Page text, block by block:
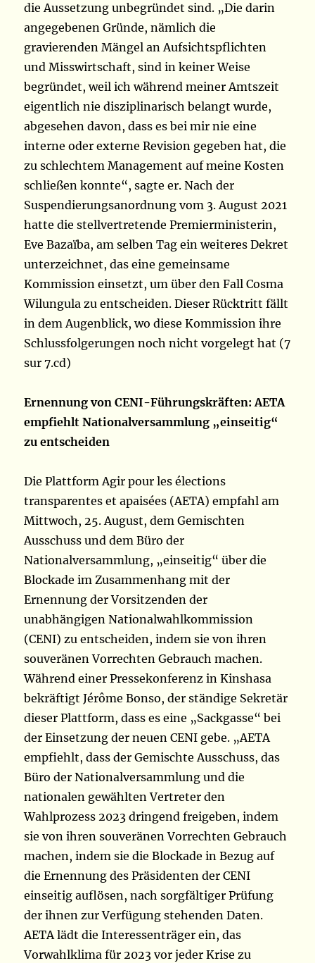
die Aussetzung unbegründet sind. „Die darin
angegebenen Gründe, nämlich die
gravierenden Mängel an Aufsichtspflichten
und Misswirtschaft, sind in keiner Weise
begründet, weil ich während meiner Amtszeit
eigentlich nie disziplinarisch belangt wurde,
abgesehen davon, dass es bei mir nie eine
interne oder externe Revision gegeben hat, die
zu schlechtem Management auf meine Kosten
schließen konnte“, sagte er. Nach der
Suspendierungsanordnung vom 3. August 2021
hatte die stellvertretende Premierministerin,
Eve Bazaïba, am selben Tag ein weiteres Dekret
unterzeichnet, das eine gemeinsame
Kommission einsetzt, um über den Fall Cosma
Wilungula zu entscheiden. Dieser Rücktritt fällt
in dem Augenblick, wo diese Kommission ihre
Schlussfolgerungen noch nicht vorgelegt hat (7
sur 7.cd)
Ernennung von CENI-Führungskräften: AETA
empfiehlt Nationalversammlung „einseitig“
zu entscheiden
Die Plattform Agir pour les élections
transparentes et apaisées (AETA) empfahl am
Mittwoch, 25. August, dem Gemischten
Ausschuss und dem Büro der
Nationalversammlung, „einseitig“ über die
Blockade im Zusammenhang mit der
Ernennung der Vorsitzenden der
unabhängigen Nationalwahlkommission
(CENI) zu entscheiden, indem sie von ihren
souveränen Vorrechten Gebrauch machen.
Während einer Pressekonferenz in Kinshasa
bekräftigt Jérôme Bonso, der ständige Sekretär
dieser Plattform, dass es eine „Sackgasse“ bei
der Einsetzung der neuen CENI gebe. „AETA
empfiehlt, dass der Gemischte Ausschuss, das
Büro der Nationalversammlung und die
nationalen gewählten Vertreter den
Wahlprozess 2023 dringend freigeben, indem
sie von ihren souveränen Vorrechten Gebrauch
machen, indem sie die Blockade in Bezug auf
die Ernennung des Präsidenten der CENI
einseitig auflösen, nach sorgfältiger Prüfung
der ihnen zur Verfügung stehenden Daten.
AETA lädt die Interessenträger ein, das
Vorwahlklima für 2023 vor jeder Krise zu